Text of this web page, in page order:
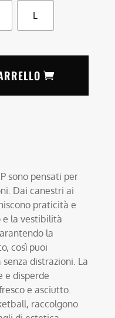
L
sono pensati per
Dai canestri ai
praticità e
e la vestibilità
la
così puoi
distrazioni. La
e disperde
e asciutto.
raccolgono